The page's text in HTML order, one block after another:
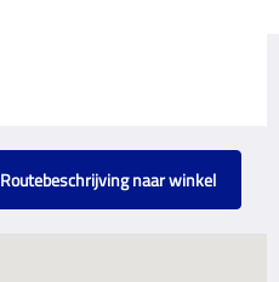
Routebeschrijving naar winkel